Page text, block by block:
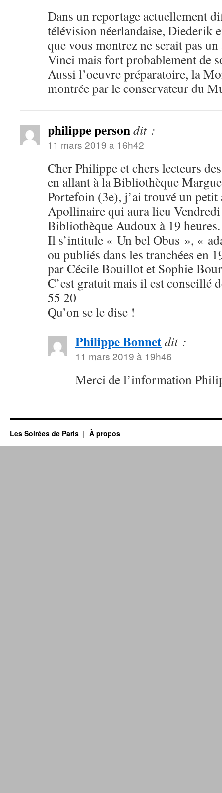
Dans un reportage actuellement
télévision néerlandaise, Diederik
que vous montrez ne serait pas
Vinci mais fort probablement de
Aussi l’oeuvre préparatoire, la
montrée par le conservateur du
philippe persondit :
11 mars 2019 à 16h42
Cher Philippe et chers lecteurs
en allant à la Bibliothèque
Portefoin (3e), j’ai trouvé un petit
Apollinaire qui aura lieu
Bibliothèque Audoux à 19 heures.
Il s’intitule « Un bel Obus », «
ou publiés dans les tranchées en
par Cécile Bouillot et Sophie
C’est gratuit mais il est conseillé
55 20
Qu’on se le dise !
Philippe Bonnetdit :
11 mars 2019 à 19h46
Merci de l’information
Les Soirées de Paris À propos